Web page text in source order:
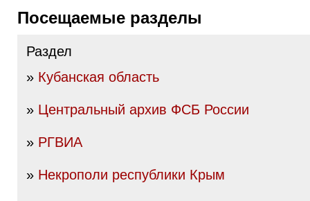
Посещаемые разделы
Раздел
» Кубанская область
» Центральный архив ФСБ России
» РГВИА
» Некрополи республики Крым